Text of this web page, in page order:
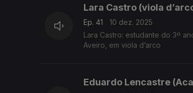
Lara Castro (viola
Ep. 41
10 dez. 2025
Lara Castro: estudante do 3º
Aveiro, em viola d’arco
Eduardo Lencastre